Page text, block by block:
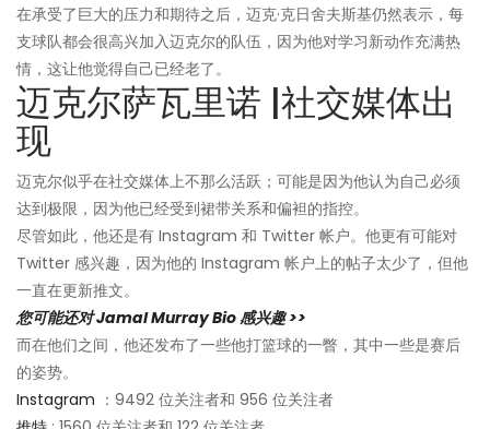
在承受了巨大的压力和期待之后，迈克·克日舍夫斯基仍然表示，每
支球队都会很高兴加入迈克尔的队伍，因为他对学习新动作充满热
情，这让他觉得自己已经老了。
迈克尔萨瓦里诺 |社交媒体出
现
迈克尔似乎在社交媒体上不那么活跃；可能是因为他认为自己必须
达到极限，因为他已经受到裙带关系和偏袒的指控。
尽管如此，他还是有 Instagram 和 Twitter 帐户。他更有可能对
Twitter 感兴趣，因为他的 Instagram 帐户上的帖子太少了，但他
一直在更新推文。
您可能还对 Jamal Murray Bio 感兴趣 >>
而在他们之间，他还发布了一些他打篮球的一瞥，其中一些是赛后
的姿势。
Instagram ：9492 位关注者和 956 位关注者